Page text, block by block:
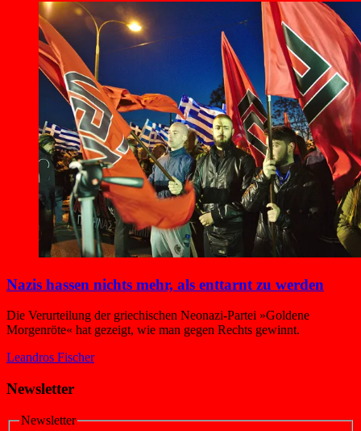
Nazis hassen nichts mehr, als enttarnt zu werden
Die Verurteilung der griechischen Neonazi-Partei »Goldene
Morgenröte« hat gezeigt, wie man gegen Rechts gewinnt.
Leandros Fischer
Newsletter
Newsletter